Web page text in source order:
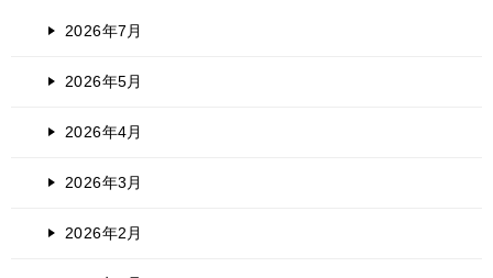
2026年7月
2026年5月
2026年4月
2026年3月
2026年2月